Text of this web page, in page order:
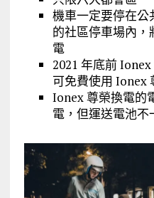
機車一定要停在公
的社區停車場內
電
2021 年底前 Ionex
可免費使用 Ionex
Ionex 尊榮換電的
電，但運送電池